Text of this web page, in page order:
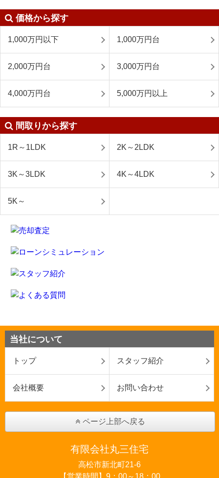
価格から探す
1,000万円以下 1,000万円台
2,000万円台 3,000万円台
4,000万円台 5,000万円以上
間取りから探す
1R～1LDK 2K～2LDK
3K～3LDK 4K～4LDK
5K～
当社について
トップ スタッフ紹介
会社概要 お問い合わせ
ページ上部へ戻る
有限会社丸三住宅
高松市新北町21-6
【営業時間】9：00～18：00